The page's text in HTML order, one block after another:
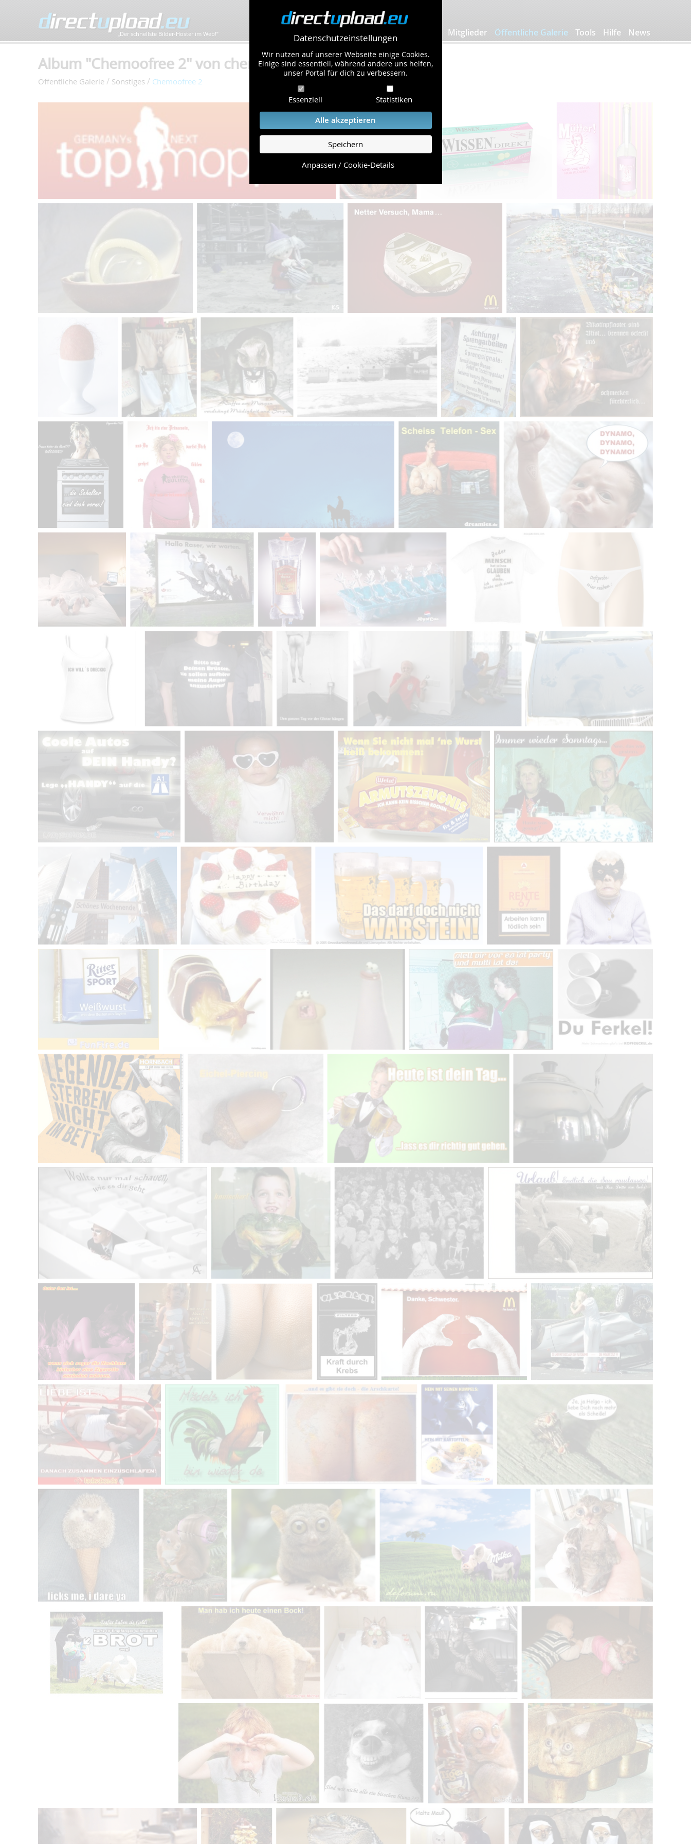
Datenschutzeinstellungen
Wir nutzen auf unserer Webseite einige Cookies.
Einige sind essentiell, während andere uns helfen,
unser Portal für dich zu verbessern.
Essenziell Statistiken
Alle akzeptieren
Speichern
Anpassen / Cookie-Details
„Der schnellste Bilder-Hoster im Web!” Mitglieder Öffentliche Galerie Tools Hilfe News
Album "Chemoofree 2" von chemoo8 (722 Bilder)
Öffentliche Galerie / Sonstiges / Chemoofree 2